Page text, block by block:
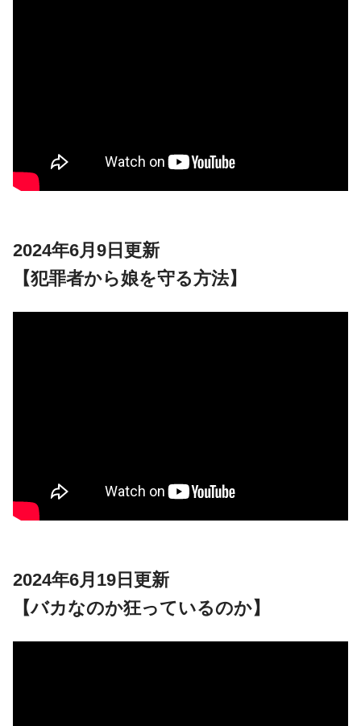
2024年6月9日更新
【犯罪者から娘を守る方法】
2024年6月19日更新
【バカなのか狂っているのか】